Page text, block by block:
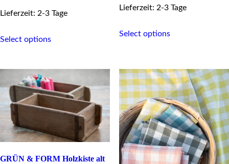
Lieferzeit: 2-3 Tage
Select optionsproduct
variants.
The
options
may
be
chosen
the
page
Lieferzeit: 2-3 Tage
Select optionsproduct
The
options
may
be
chosen
on
the
product
page
GRÜN & FORM Holzkiste alt